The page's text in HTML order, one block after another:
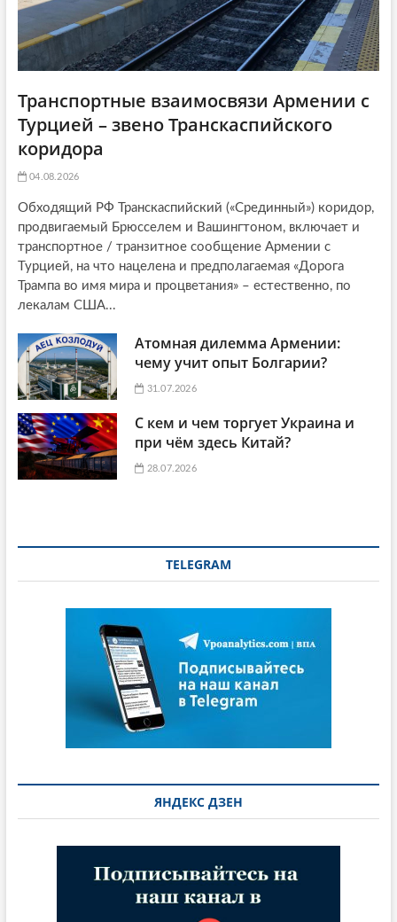
Транспортные взаимосвязи Армении с
Турцией – звено Транскаспийского
коридора
04.08.2026
Обходящий РФ Транскаспийский («Срединный») коридор,
продвигаемый Брюсселем и Вашингтоном, включает и
транспортное / транзитное сообщение Армении с
Турцией, на что нацелена и предполагаемая «Дорога
Трампа во имя мира и процветания» – естественно, по
лекалам США...
Атомная дилемма Армении:
чему учит опыт Болгарии?
31.07.2026
С кем и чем торгует Украина и
при чём здесь Китай?
28.07.2026
TELEGRAM
ЯНДЕКС ДЗЕН